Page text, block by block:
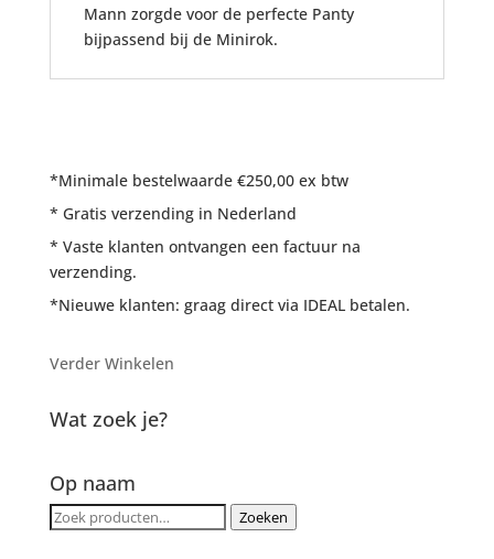
Mann zorgde voor de perfecte Panty
bijpassend bij de Minirok.
*Minimale bestelwaarde €250,00 ex btw
* Gratis verzending in Nederland
* Vaste klanten ontvangen een factuur na
verzending.
*Nieuwe klanten: graag direct via IDEAL betalen.
Verder Winkelen
Wat zoek je?
Op naam
Zoeken
Zoeken